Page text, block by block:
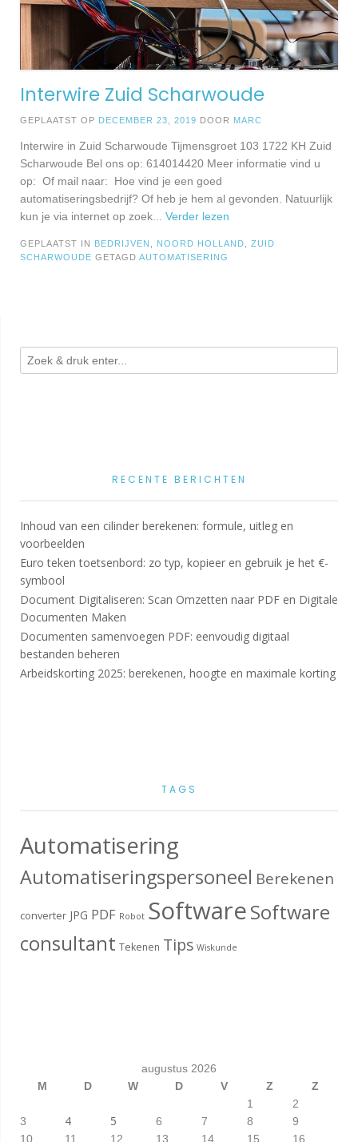
Interwire Zuid Scharwoude
GEPLAATST OP DECEMBER 23, 2019 DOOR MARC
Interwire in Zuid Scharwoude Tijmensgroet 103 1722 KH Zuid
Scharwoude Bel ons op: 614014420 Meer informatie vind u
op: Of mail naar: Hoe vind je een goed
automatiseringsbedrijf? Of heb je hem al gevonden. Natuurlijk
kun je via internet op zoek ... Verder lezen
GEPLAATST IN BEDRIJVEN NOORD HOLLAND
ZUID
SCHARWOUDE GETAGD AUTOMATISERING
RECENTE BERICHTEN
Inhoud van een cilinder berekenen: formule, uitleg en
voorbeelden
Euro teken toetsenbord: zo typ, kopieer en gebruik je het €-
symbool
Document Digitaliseren: Scan Omzetten naar PDF en Digitale
Documenten Maken
Documenten samenvoegen PDF: eenvoudig digitaal
bestanden beheren
Arbeidskorting 2025: berekenen, hoogte en maximale korting
TAGS
Automatisering
Automatiseringspersoneel Berekenen
converter JPG PDF Robot SoftwareSoftware
consultant Tekenen Tips Wiskunde
augustus 2026
M
D W D V Z
Z
1
2
3
4 5 6 7 8
9
10
11 12 13 14 15 16